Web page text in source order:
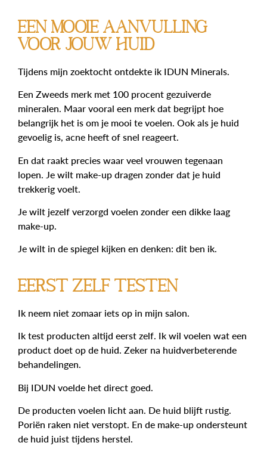
Een mooie aanvulling
voor jouw huid
Tijdens mijn zoektocht ontdekte ik IDUN Minerals.
Een Zweeds merk met 100 procent gezuiverde
mineralen. Maar vooral een merk dat begrijpt hoe
belangrijk het is om je mooi te voelen. Ook als je huid
gevoelig is, acne heeft of snel reageert.
En dat raakt precies waar veel vrouwen tegenaan
lopen. Je wilt make-up dragen zonder dat je huid
trekkerig voelt.
Je wilt jezelf verzorgd voelen zonder een dikke laag
make-up.
Je wilt in de spiegel kijken en denken: dit ben ik.
Eerst zelf testen
Ik neem niet zomaar iets op in mijn salon.
Ik test producten altijd eerst zelf. Ik wil voelen wat een
product doet op de huid. Zeker na huidverbeterende
behandelingen.
Bij IDUN voelde het direct goed.
De producten voelen licht aan. De huid blijft rustig.
Poriën raken niet verstopt. En de make-up ondersteunt
de huid juist tijdens herstel.